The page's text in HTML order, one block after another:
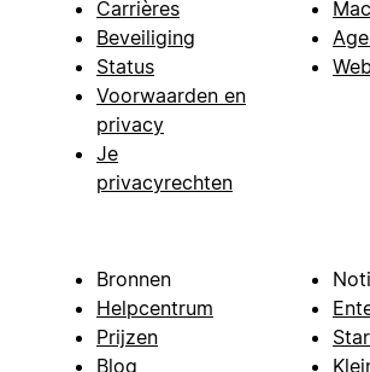
Carrières
Beveiliging
Status
Voorwaarden en
privacy
Je
privacyrechten
Bronnen
Helpcentrum
Prijzen
Blog